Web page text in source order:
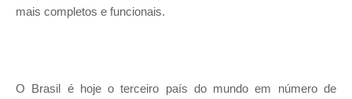
mais completos e funcionais.
O Brasil é hoje o terceiro país do mundo em número de